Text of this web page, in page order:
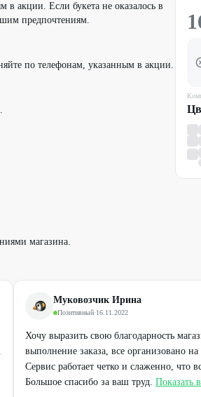
в акции. Если букета не оказалось в
предпочтениям.
по телефонам, указанным в акции.
магазина.
Муковозчик Ирина
Позитивный·16.11.2022
Хочу выразить свою благодарность
выполнение заказа, все организовано
Сервис работает четко и слаженно, что
Большое спасибо за ваш труд. Показать